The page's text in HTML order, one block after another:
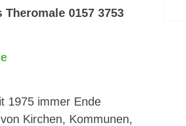
0157 3753
1975 immer Ende
Kirchen, Kommunen,